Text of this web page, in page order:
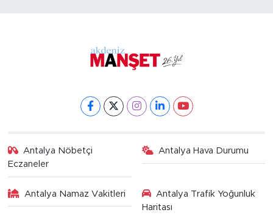
Antalya Nöbetçi
Eczaneler
Antalya Hava Durumu
Antalya Namaz Vakitleri
Antalya Trafik Yoğunluk
Haritası